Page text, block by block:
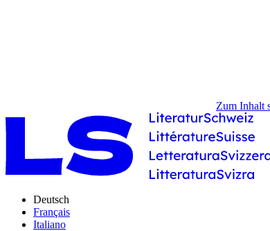
Zum Inhalt
Deutsch
Français
Italiano